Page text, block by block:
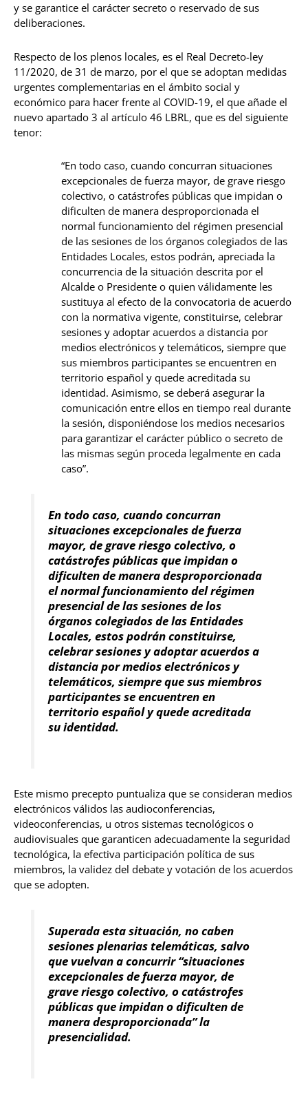
y se garantice el carácter secreto o reservado de sus
deliberaciones.
Respecto de los plenos locales, es el Real Decreto-ley
11/2020, de 31 de marzo, por el que se adoptan medidas
urgentes complementarias en el ámbito social y
económico para hacer frente al COVID-19, el que añade el
nuevo apartado 3 al artículo 46 LBRL, que es del siguiente
tenor:
“En todo caso, cuando concurran situaciones
excepcionales de fuerza mayor, de grave riesgo
colectivo, o catástrofes públicas que impidan o
dificulten de manera desproporcionada el
normal funcionamiento del régimen presencial
de las sesiones de los órganos colegiados de las
Entidades Locales, estos podrán, apreciada la
concurrencia de la situación descrita por el
Alcalde o Presidente o quien válidamente les
sustituya al efecto de la convocatoria de acuerdo
con la normativa vigente, constituirse, celebrar
sesiones y adoptar acuerdos a distancia por
medios electrónicos y telemáticos, siempre que
sus miembros participantes se encuentren en
territorio español y quede acreditada su
identidad. Asimismo, se deberá asegurar la
comunicación entre ellos en tiempo real durante
la sesión, disponiéndose los medios necesarios
para garantizar el carácter público o secreto de
las mismas según proceda legalmente en cada
caso”.
En todo caso, cuando concurran
situaciones excepcionales de fuerza
mayor, de grave riesgo colectivo, o
catástrofes públicas que impidan o
dificulten de manera desproporcionada
el normal funcionamiento del régimen
presencial de las sesiones de los
órganos colegiados de las Entidades
Locales, estos podránconstituirse,
celebrar sesiones y adoptar acuerdos a
distancia por medios electrónicos y
telemáticos, siempre que sus miembros
participantes se encuentren en
territorio español y quede acreditada
su identidad.
Este mismo precepto puntualiza que se consideran medios
electrónicos válidos las audioconferencias,
videoconferencias, u otros sistemas tecnológicos o
audiovisuales que garanticen adecuadamente la seguridad
tecnológica, la efectiva participación política de sus
miembros, la validez del debate y votación de los acuerdos
que se adopten.
Superada esta situación, no caben
sesiones plenarias telemáticas, salvo
que vuelvan a concurrir “situaciones
excepcionales de fuerza mayor, de
grave riesgo colectivo, o catástrofes
públicas que impidan o dificulten de
manera desproporcionada” la
presencialidad.